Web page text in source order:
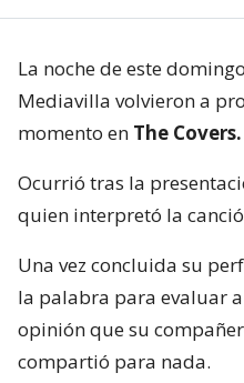
La noche de este
Mediavilla volvieron a
momento en The Covers.
Ocurrió tras la
quien interpretó la
Una vez concluida su
la palabra para evaluar
opinión que su
compartió para nada.